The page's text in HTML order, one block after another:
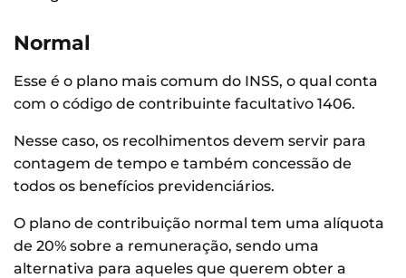
Normal
Esse é o plano mais comum do INSS, o qual conta
com o código de contribuinte facultativo 1406.
Nesse caso, os recolhimentos devem servir para
contagem de tempo e também concessão de
todos os benefícios previdenciários.
O plano de contribuição normal tem uma alíquota
de 20% sobre a remuneração, sendo uma
alternativa para aqueles que querem obter a